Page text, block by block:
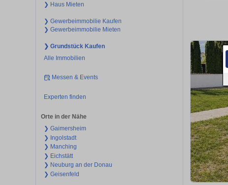
❯ Haus Mieten
❯ Gewerbeimmobilie Kaufen
❯ Gewerbeimmobilie Mieten
❯ Grundstück Kaufen
Alle Immobilien
Messen & Events
Experten finden
Orte in der Nähe
❯ Gaimersheim
❯ Ingolstadt
❯ Manching
❯ Eichstätt
❯ Neuburg an der Donau
❯ Geisenfeld